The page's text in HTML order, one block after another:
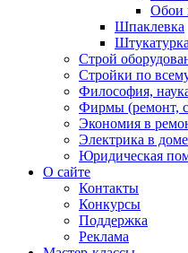
Обои
Шпаклевка
Штукатурка
Строй
Стройки по
Философия,
Фирмы (ремонт,
Экономия в
Электрика в доме
Юридическая
О сайте
Контакты
Конкурсы
Поддержка
Реклама